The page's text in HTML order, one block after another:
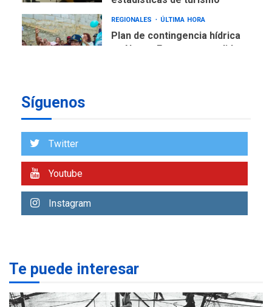
Plan de contingencia hídrica
en Nueva Esparta consolida
7
1
Libro de Guadalupe Burelli
2
Programa “Cuidadores 360”
adultos mayores
Síguenos
Twitter
Youtube
Instagram
Te puede interesar